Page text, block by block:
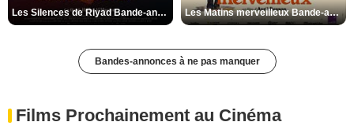
Les Silences de Riyad Bande-annonce VO STFR Les Matins merveilleux Bande-annonce VF
Bandes-annonces à ne pas manquer
Films Prochainement au Cinéma